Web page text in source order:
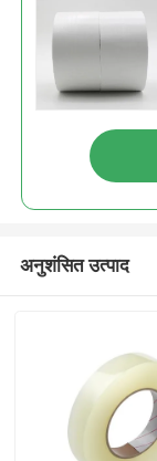
अनुशंसित उत्पाद